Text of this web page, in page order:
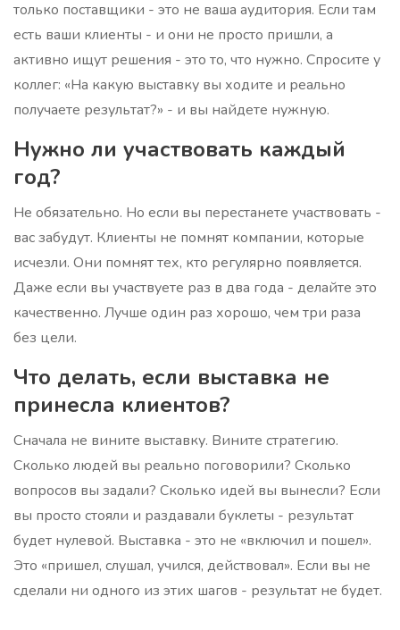
только поставщики - это не ваша аудитория. Если там
есть ваши клиенты - и они не просто пришли, а
активно ищут решения - это то, что нужно. Спросите у
коллег: «На какую выставку вы ходите и реально
получаете результат?» - и вы найдете нужную.
Нужно ли участвовать каждый
год?
Не обязательно. Но если вы перестанете участвовать -
вас забудут. Клиенты не помнят компании, которые
исчезли. Они помнят тех, кто регулярно появляется.
Даже если вы участвуете раз в два года - делайте это
качественно. Лучше один раз хорошо, чем три раза
без цели.
Что делать, если выставка не
принесла клиентов?
Сначала не вините выставку. Вините стратегию.
Сколько людей вы реально поговорили? Сколько
вопросов вы задали? Сколько идей вы вынесли? Если
вы просто стояли и раздавали буклеты - результат
будет нулевой. Выставка - это не «включил и пошел».
Это «пришел, слушал, учился, действовал». Если вы не
сделали ни одного из этих шагов - результат не будет.